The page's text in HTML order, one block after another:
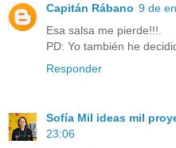
Capitán Rábano 9 de
Esa salsa me pierde!!!.
PD: Yo también he
Responder
Sofía Mil ideas mil
23:06